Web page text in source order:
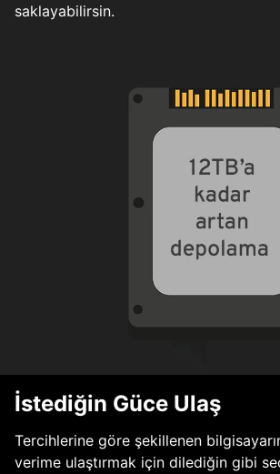
saklayabilirsin.
İstediğin Güce Ulaş
Tercihlerine göre şekillenen
verime ulaştırmak için dilediğin gibi